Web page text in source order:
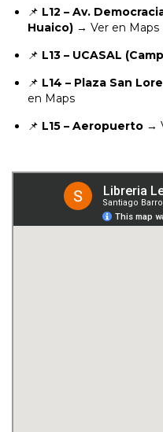
📌 L12 – Av.
Huaico) → Ver en Maps
📌 L13 – UCASAL
📌 L14 – Plaza San
en Maps
📌 L15 – Aeropuerto →